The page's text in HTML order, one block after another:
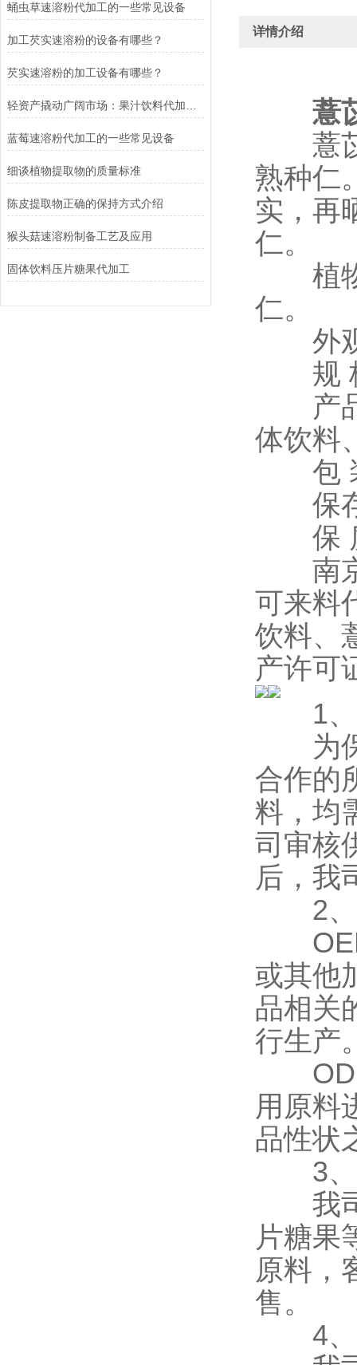
蛹虫草速溶粉代加工的一些常见设备
加工芡实速溶粉的设备有哪些？
芡实速溶粉的加工设备有哪些？
蓝莓速溶粉代加工的一些常见设备
细谈植物提取物的质量标准
陈皮提取物正确的保持方式介绍
猴头菇速溶粉制备工艺及应用
固体饮料压片糖果代加工
详情介绍
薏
薏苡
熟种仁
实，再
仁。
植物
仁。
外观
规
产品
体饮料
包 装
保存
保 质
南京
可来料
饮料、
产许可
1、
为保
合作的
料，均
司审核
后，我
2、
OEM
或其他
品相关
行生产
ODM
用原料
品性状
3、
我司
片糖果
原料，
售。
4、